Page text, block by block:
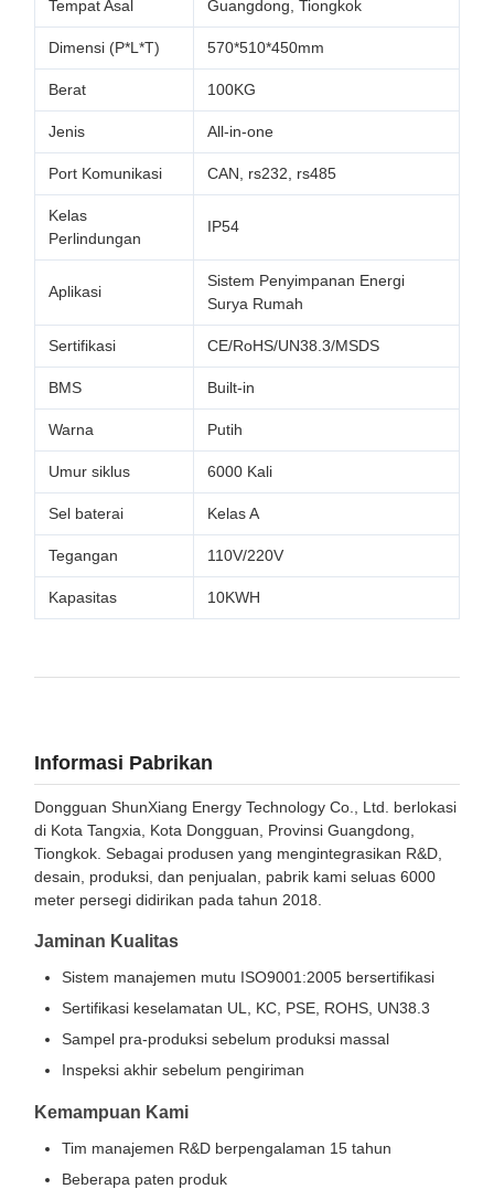
Tempat Asal Guangdong, Tiongkok
Dimensi (P*L*T) 570*510*450mm
Berat 100KG
Jenis All-in-one
Port Komunikasi CAN, rs232, rs485
Kelas
Perlindungan
IP54
Aplikasi
Sistem Penyimpanan Energi
Surya Rumah
Sertifikasi CE/RoHS/UN38.3/MSDS
BMS Built-in
Warna Putih
Umur siklus 6000 Kali
Sel baterai Kelas A
Tegangan 110V/220V
Kapasitas 10KWH
Informasi Pabrikan
Dongguan ShunXiang Energy Technology Co., Ltd. berlokasi
di Kota Tangxia, Kota Dongguan, Provinsi Guangdong,
Tiongkok. Sebagai produsen yang mengintegrasikan R&D,
desain, produksi, dan penjualan, pabrik kami seluas 6000
meter persegi didirikan pada tahun 2018.
Jaminan Kualitas
Sistem manajemen mutu ISO9001:2005 bersertifikasi
Sertifikasi keselamatan UL, KC, PSE, ROHS, UN38.3
Sampel pra-produksi sebelum produksi massal
Inspeksi akhir sebelum pengiriman
Kemampuan Kami
Tim manajemen R&D berpengalaman 15 tahun
Beberapa paten produk